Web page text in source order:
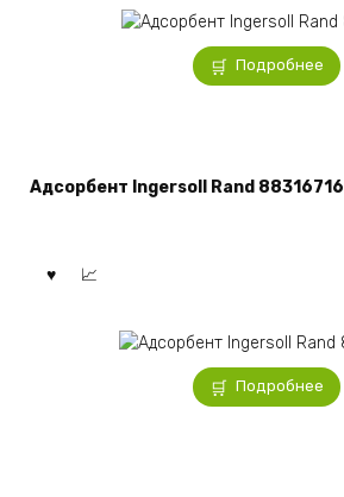
Подробнее
Адсорбент Ingersoll Rand 88316716
Подробнее